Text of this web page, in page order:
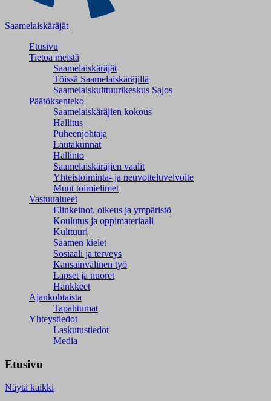
Saamelaiskäräjät
Etusivu
Tietoa meistä
Saamelaiskäräjät
Töissä Saamelaiskäräjillä
Saamelaiskulttuuri­keskus Sajos
Päätöksenteko
Saamelaiskäräjien kokous
Hallitus
Puheenjohtaja
Lautakunnat
Hallinto
Saamelaiskäräjien vaalit
Yhteistoiminta- ja neuvotteluvelvoite
Muut toimielimet
Vastuualueet
Elinkeinot, oikeus ja ympäristö
Koulutus ja oppimateriaali
Kulttuuri
Saamen kielet
Sosiaali ja terveys
Kansainvälinen työ
Lapset ja nuoret
Hankkeet
Ajankohtaista
Tapahtumat
Yhteystiedot
Laskutustiedot
Media
Etusivu
Näytä kaikki